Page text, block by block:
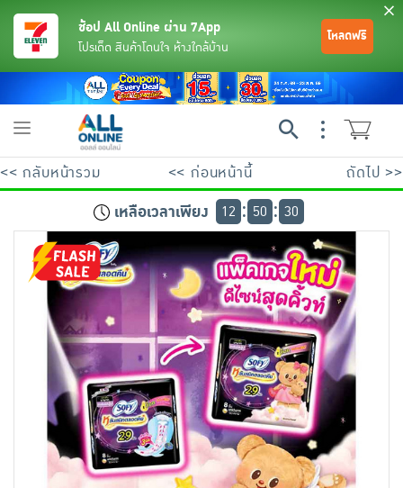
ย้อนกลับ
เครื่องดื่มและผงชงดื่ม
เครื่องปรุงรสและของแห้ง
ขนมขบเคี้ยว และช็อคโกแลต
ย้อนกลับ
ย้อนกลับ
ย้อนกลับ
ย้อนกลับ
ย้อนกลับ
ย้อนกลับ
ย้อนกลับ
ย้อนกลับ
ย้อนกลับ
พระเครื่อง test pop
ย้อนกลับ
ช้อป All Online ผ่าน 7App
โปรเด็ด สินค้าโดนใจ ห้างใกล้บ้าน
โหลดฟรี
Toggle
<< กลับหน้ารวม << ก่อนหน้านี้ ถัดไป >>
เหลือเวลาเพียง 12 50 29